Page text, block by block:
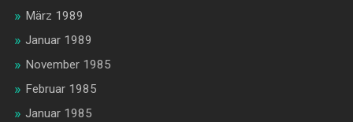
März 1989
Januar 1989
November 1985
Februar 1985
Januar 1985